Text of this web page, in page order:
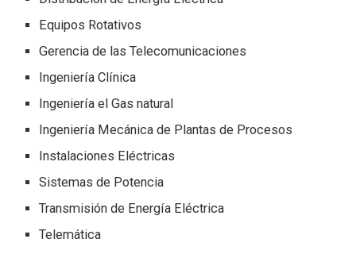
Equipos Rotativos
Gerencia de las Telecomunicaciones
Ingeniería Clínica
Ingeniería el Gas natural
Ingeniería Mecánica de Plantas de Procesos
Instalaciones Eléctricas
Sistemas de Potencia
Transmisión de Energía Eléctrica
Telemática